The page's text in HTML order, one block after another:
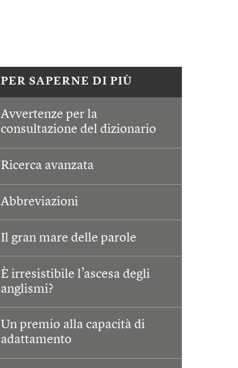
PER SAPERNE DI PIÙ
Avvertenze per la
consultazione del dizionario
Ricerca avanzata
Abbreviazioni
Il gran mare delle parole
È irresistibile l’ascesa degli
anglismi?
Un premio alla capacità di
adattamento